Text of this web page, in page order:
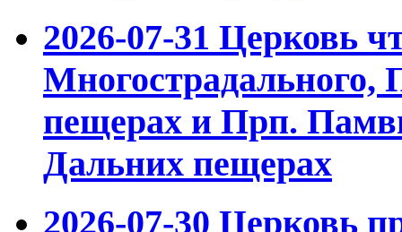
2026-07-31 Церковь
Многострадального,
пещерах и Прп.
Дальних пещерах
2026-07-30 Церковь